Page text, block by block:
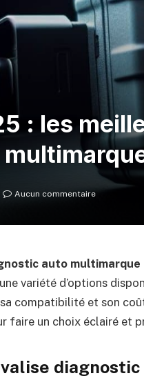
: les
Aucun commentaire
auto multimarque
variété d’options
compatibilité et son
faire un choix éclairé et